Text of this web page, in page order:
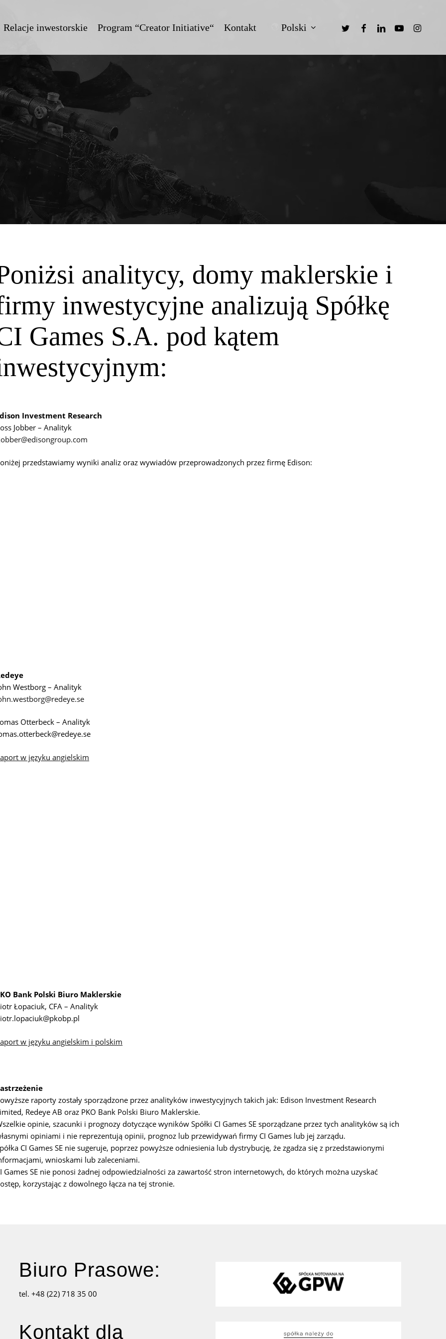
Relacje inwestorskie Program “Creator Initiative“ Kontakt Polski twitterfacebooklinkedinyoutube
analitycy, domy maklerskie i
inwestycyjne analizują Spółkę
Games S.A. pod kątem
Investment Research
Jobber – Analityk
przedstawiamy wyniki analiz oraz wywiadów przeprowadzonych przez firmę Edison:
Westborg – Analityk
Otterbeck – Analityk
w języku angielskim
Bank Polski Biuro Maklerskie
Łopaciuk, CFA – Analityk
w języku angielskim i polskim
raporty zostały sporządzone przez analityków inwestycyjnych takich jak: Edison Investment Research
Redeye AB oraz PKO Bank Polski Biuro Maklerskie.
opinie, szacunki i prognozy dotyczące wyników Spółki CI Games SE sporządzane przez tych analityków są ich
opiniami i nie reprezentują opinii, prognoz lub przewidywań firmy CI Games lub jej zarządu.
CI Games SE nie sugeruje, poprzez powyższe odniesienia lub dystrybucję, że zgadza się z przedstawionymi
wnioskami lub zaleceniami.
Games SE nie ponosi żadnej odpowiedzialności za zawartość stron internetowych, do których można uzyskać
korzystając z dowolnego łącza na tej stronie.
Biuro Prasowe:
tel. +48 (22) 718 35 00
Kontakt dla